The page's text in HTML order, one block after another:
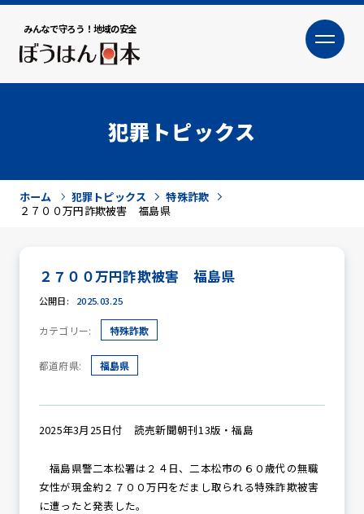
みんなで守ろう！地域の安全
大
防犯活動ニュース
防犯パトロール
防犯セミナー
犯罪トピックス
ホーム 犯罪トピックス
特殊詐欺
２７００万円詐欺被害 福島県
２７００万円詐欺被害 福島県
公開日: 2025.03.25
カテゴリー: 特殊詐欺
都道府県: 福島県
2025年3月25日付 読売新聞朝刊13版・福島
福島県警二本松署は２４日、二本松市の６０歳代の無職
女性が現金約２７００万円をだまし取られる特殊詐欺被害
に遭ったと発表した。